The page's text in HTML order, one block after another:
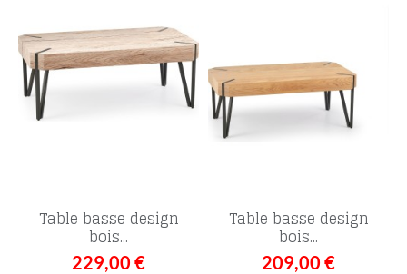
Table basse design
bois...
229,00 €
Table basse design
bois...
209,00 €